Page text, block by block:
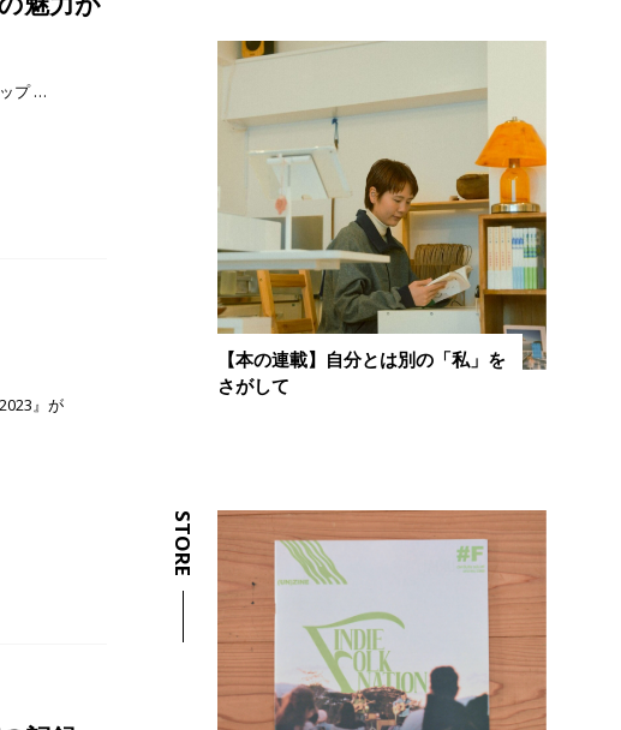
プ …
』が
【本の連載】自分とは別の「私」を
さがして
STORE